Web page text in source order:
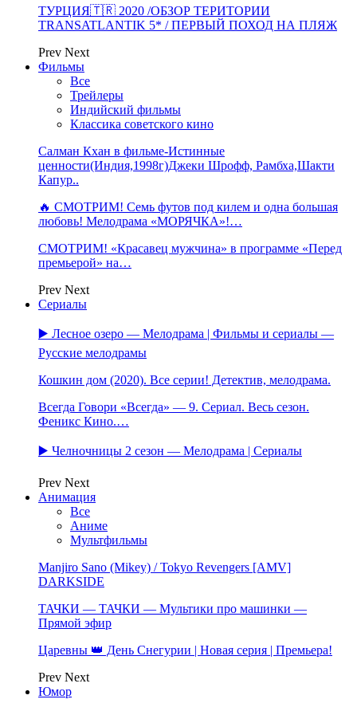
ТУРЦИЯ🇹🇷 2020 /ОБЗОР ТЕРИТОРИИ
TRANSATLANTIK 5* / ПЕРВЫЙ ПОХОД НА ПЛЯЖ
Prev Next
Фильмы
Все
Трейлеры
Индийский фильмы
Классика советского кино
Салман Кхан в фильме-Истинные
ценности(Индия,1998г)Джеки Шрофф, Рамбха,Шакти
Капур..
🔥 СМОТРИМ! Семь футов под килем и одна большая
любовь! Мелодрама «МОРЯЧКА»!…
СМОТРИМ! «Красавец мужчина» в программе «Перед
премьерой» на…
Prev Next
Сериалы
▶️ Лесное озеро — Мелодрама | Фильмы и сериалы —
Русские мелодрамы
Кошкин дом (2020). Все серии! Детектив, мелодрама.
Всегда Говори «Всегда» — 9. Сериал. Весь сезон.
Феникс Кино.…
▶️ Челночницы 2 сезон — Мелодрама | Сериалы
Prev Next
Анимация
Все
Аниме
Мультфильмы
Manjiro Sano (Mikey) / Tokyo Revengers [AMV]
DARKSIDE
ТАЧКИ — ТАЧКИ — Мультики про машинки —
Прямой эфир
Царевны 👑 День Снегурии | Новая серия | Премьера!
Prev Next
Юмор